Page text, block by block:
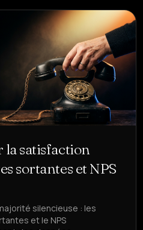
la satisfaction
sortantes et NPS
silencieuse : les
et le NPS